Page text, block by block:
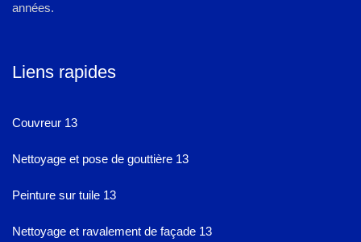
années.
Liens rapides
Couvreur 13
Nettoyage et pose de gouttière 13
Peinture sur tuile 13
Nettoyage et ravalement de façade 13